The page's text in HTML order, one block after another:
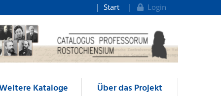
Start Login
Kataloge Über das Projekt